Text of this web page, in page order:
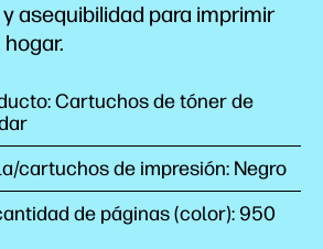
asequibilidad para imprimir
Cartuchos de tóner de
cartuchos de impresión: Negro
de páginas (color): 950